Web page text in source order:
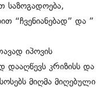
საზოგადოება,
“ჩვენიანებად” და ”
იპოვის
დააღწევს კრიზისს და
მიღმა მიღებული